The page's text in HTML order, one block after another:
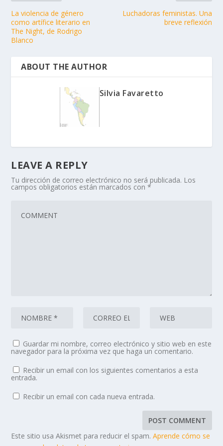
La violencia de género
como artífice literario en
The Night, de Rodrigo
Blanco
Luchadoras feministas. Una
breve reflexión
ABOUT THE AUTHOR
Silvia Favaretto
LEAVE A REPLY
Tu dirección de correo electrónico no será publicada. Los
campos obligatorios están marcados con*
Guardar mi nombre, correo electrónico y sitio web en este
navegador para la próxima vez que haga un comentario.
Recibir un email con los siguientes comentarios a esta
entrada.
Recibir un email con cada nueva entrada.
Este sitio usa Akismet para reducir el spam.Aprende cómo se